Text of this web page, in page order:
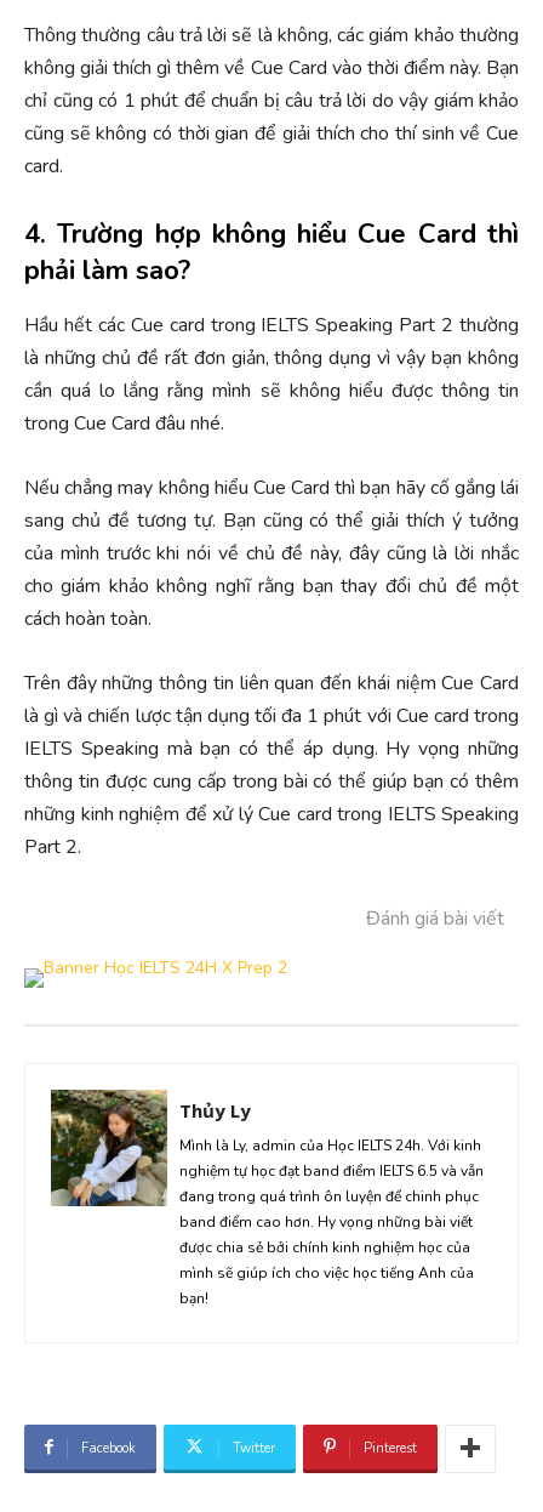
Thông thường câu trả lời sẽ là không, các giám khảo thường
không giải thích gì thêm về Cue Card vào thời điểm này. Bạn
chỉ cũng có 1 phút để chuẩn bị câu trả lời do vậy giám khảo
cũng sẽ không có thời gian để giải thích cho thí sinh về Cue
card.
4. Trường hợp không hiểu Cue Card thì
phải làm sao?
Hầu hết các Cue card trong IELTS Speaking Part 2 thường
là những chủ đề rất đơn giản, thông dụng vì vậy bạn không
cần quá lo lắng rằng mình sẽ không hiểu được thông tin
trong Cue Card đâu nhé.
Nếu chẳng may không hiểu Cue Card thì bạn hãy cố gắng lái
sang chủ đề tương tự. Bạn cũng có thể giải thích ý tưởng
của mình trước khi nói về chủ đề này, đây cũng là lời nhắc
cho giám khảo không nghĩ rằng bạn thay đổi chủ đề một
cách hoàn toàn.
Trên đây những thông tin liên quan đến khái niệm Cue Card
là gì và chiến lược tận dụng tối đa 1 phút với Cue card trong
IELTS Speaking mà bạn có thể áp dụng. Hy vọng những
thông tin được cung cấp trong bài có thể giúp bạn có thêm
những kinh nghiệm để xử lý Cue card trong IELTS Speaking
Part 2.
Đánh giá bài viết
Thủy Ly
Mình là Ly, admin của Học IELTS 24h. Với kinh
nghiệm tự học đạt band điểm IELTS 6.5 và vẫn
đang trong quá trình ôn luyện để chinh phục
band điểm cao hơn. Hy vọng những bài viết
được chia sẻ bởi chính kinh nghiệm học của
mình sẽ giúp ích cho việc học tiếng Anh của
bạn!
Facebook Twitter Pinterest